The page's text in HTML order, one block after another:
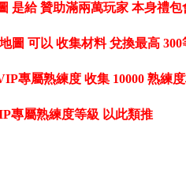
是給 贊助滿兩萬玩家 本身禮
圖 可以 收集材料 兌換最高 300
專屬熟練度 收集 10000 熟練
專屬熟練度等級 以此類推